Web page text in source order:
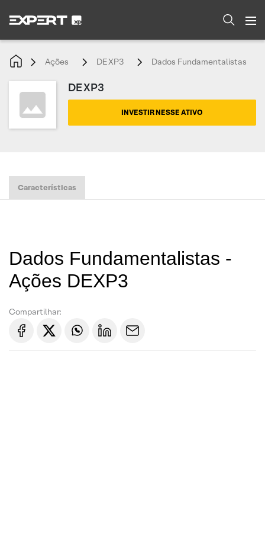
Ações DEXP3 Dados Fundamentalistas
DEXP3
INVESTIR NESSE ATIVO
Características
Dados Fundamentalistas -
Ações DEXP3
Compartilhar: